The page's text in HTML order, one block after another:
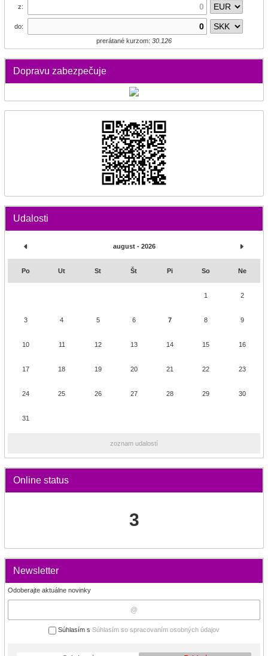
z:
do:
prerátané kurzom: 30.126
Dopravu zabezpečuje
Udalosti
august - 2026
Po Ut St Št Pi So Ne
1 2
3 4 5 6 7 8 9
10 11 12 13 14 15 16
17 18 19 20 21 22 23
24 25 26 27 28 29 30
31
zoznam udalostí
Online status
3
Newsletter
Odoberajte aktuálne novinky
Súhlasím s Súhlasím so spracovaním osobných údajov